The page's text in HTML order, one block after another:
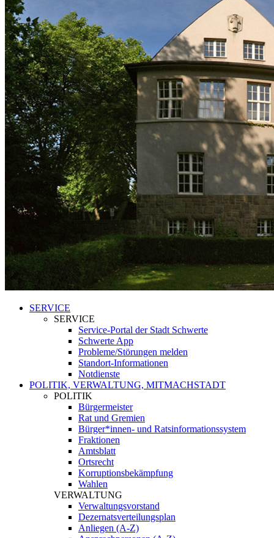
SERVICE
SERVICE
Service-Portal der Stadt Schwerte
Schwerte App
Probleme/Störungen melden
Standort-Informationen
Notdienste
POLITIK, VERWALTUNG, MITMACHSTADT
POLITIK
Bürgermeister
Rat und Gremien
Bürger*innen- und Ratsinformationssystem
Fraktionen
Amtsblatt
Ortsrecht
Korruptionsbekämpfung
Wahlen
VERWALTUNG
Verwaltungsvorstand
Dezernatsverteilungsplan
Anliegen (A-Z)